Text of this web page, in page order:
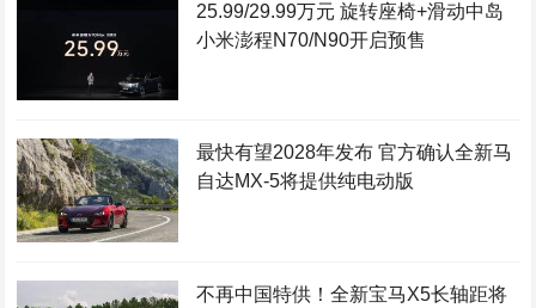
25.99/29.99万元 旋转座椅+滑动中岛
小米澎程N70/N90开启预售
最快有望2028年发布 官方确认全新马
自达MX-5将提供纯电动版
不再中国特供！全新宝马X5长轴距将